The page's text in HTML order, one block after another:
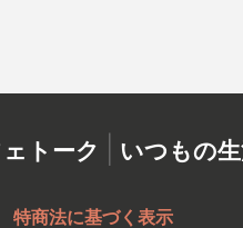
トーク | いつもの
特商法に基づく表示